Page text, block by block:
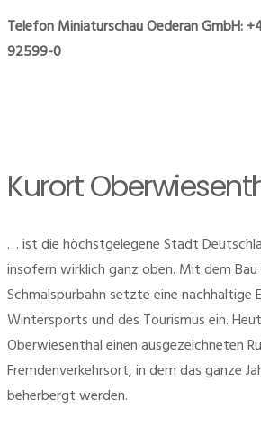
Telefon Miniaturschau Oederan GmbH:
92599-0
Kurort
… ist die höchstgelegene Stadt
insofern wirklich ganz oben. Mit dem
Schmalspurbahn setzte eine nachhaltige
Wintersports und des Tourismus ein.
Oberwiesenthal einen ausgezeichneten
Fremdenverkehrsort, in dem das ganze
beherbergt werden.